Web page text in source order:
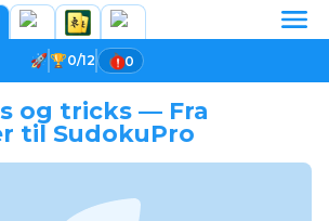
0/12 0
og tricks — Fra
til SudokuPro